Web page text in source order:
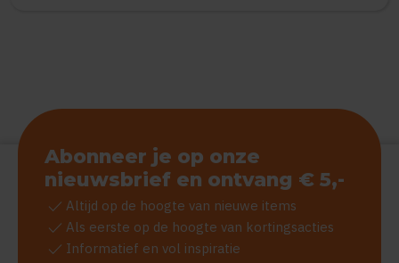
Abonneer je op onze
nieuwsbrief en ontvang € 5,-
check Altijd op de hoogte van nieuwe items
check Als eerste op de hoogte van kortingsacties
check Informatief en vol inspiratie